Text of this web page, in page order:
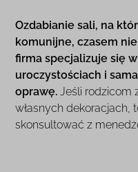
Ozdabianie sali, na
komunijne, czasem
firma specjalizuje się
uroczystościach i
oprawę. Jeśli rodzicom
własnych dekoracjach,
skonsultować z